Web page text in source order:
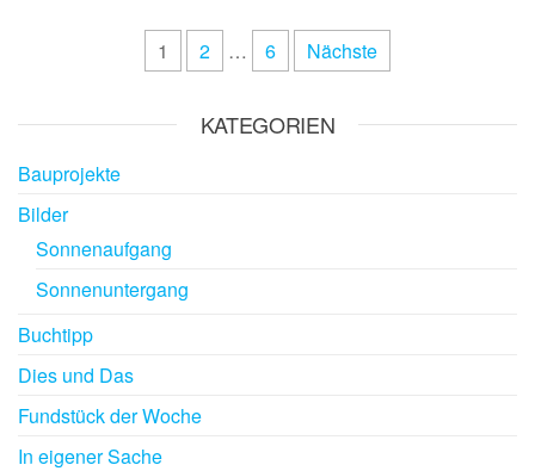
1 2 … 6 Nächste
KATEGORIEN
Bauprojekte
Bilder
Sonnenaufgang
Sonnenuntergang
Buchtipp
Dies und Das
Fundstück der Woche
In eigener Sache